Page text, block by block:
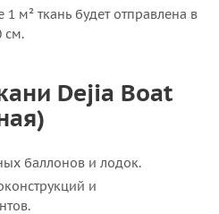
1 м² ткань будет отправлена в
см.
Dejia Boat
баллонов и лодок.
и